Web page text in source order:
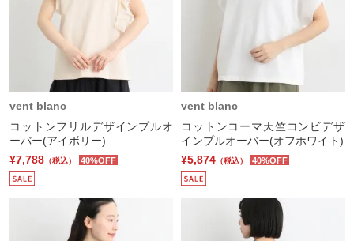
vent blanc
コットンフリルデザインプルオ
ーバー(アイボリー)
¥7,788 （税込） 40%OFF
vent blanc
コットンコーマ天竺コンビデザ
インプルオーバー(オフホワイト)
¥5,874 （税込） 40%OFF